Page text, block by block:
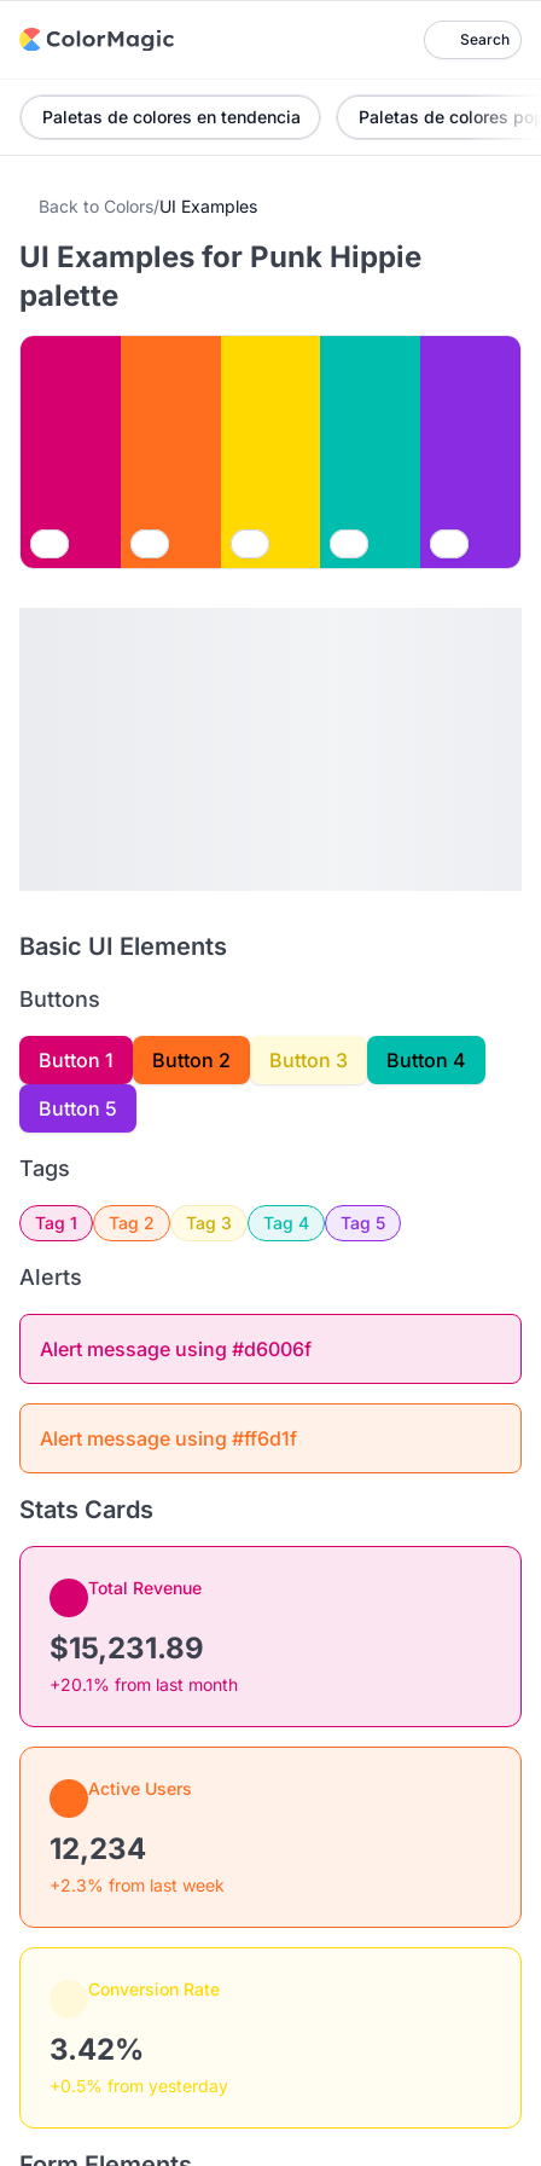
Search
Paletas de colores en tendencia Paletas de colores
Back to Colors/UI Examples
UI Examples for Punk Hippie
palette
Basic UI Elements
Buttons
Button 1 Button 2 Button 3
Button 4
Button 5
Tags
Tag 1 Tag 2 Tag 3 Tag 4 Tag 5
Alerts
Alert message using #d6006f
Alert message using #ff6d1f
Stats Cards
Total Revenue
$15,231.89
+20.1% from last month
Active Users
12,234
+2.3% from last week
Conversion Rate
3.42%
+0.5% from yesterday